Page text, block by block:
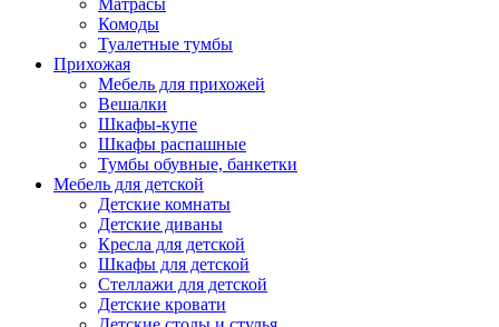
Матрасы
Комоды
Туалетные тумбы
Прихожая
Мебель для прихожей
Вешалки
Шкафы-купе
Шкафы распашные
Тумбы обувные, банкетки
Мебель для детской
Детские комнаты
Детские диваны
Кресла для детской
Шкафы для детской
Стеллажи для детской
Детские кровати